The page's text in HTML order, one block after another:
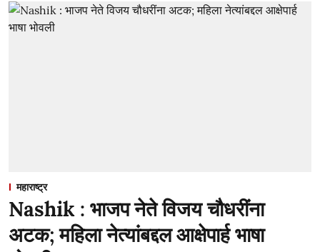
महाराष्ट्र
Nashik : भाजप नेते विजय चौधरींना
अटक; महिला नेत्यांबद्दल आक्षेपार्ह भाषा